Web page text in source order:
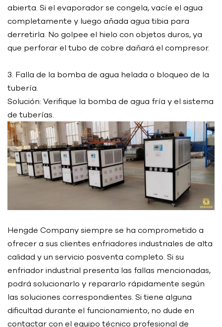
abierta. Si el evaporador se congela, vacíe el agua
completamente y luego añada agua tibia para
derretirla. No golpee el hielo con objetos duros, ya
que perforar el tubo de cobre dañará el compresor.
3. Falla de la bomba de agua helada o bloqueo de la
tubería.
Solución: Verifique la bomba de agua fría y el sistema
de tuberías.
Hengde Company siempre se ha comprometido a
ofrecer a sus clientes enfriadores industriales de alta
calidad y un servicio posventa completo. Si su
enfriador industrial presenta las fallas mencionadas,
podrá solucionarlo y repararlo rápidamente según
las soluciones correspondientes. Si tiene alguna
dificultad durante el funcionamiento, no dude en
contactar con el equipo técnico profesional de